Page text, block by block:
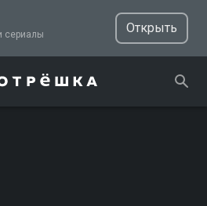
ТВ, фильмы и сериалы
Открыть